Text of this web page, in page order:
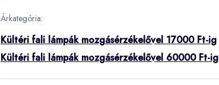
Árkategória:
Kültéri fali lámpák mozgásérzékelővel 17000 Ft-ig
Kültéri fali lámpák mozgásérzékelővel 60000 Ft-ig